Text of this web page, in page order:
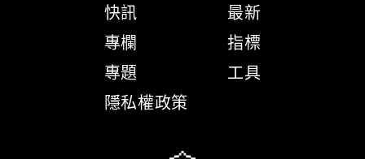
快訊
專欄
專題
隱私權政策
最新
指標
工具